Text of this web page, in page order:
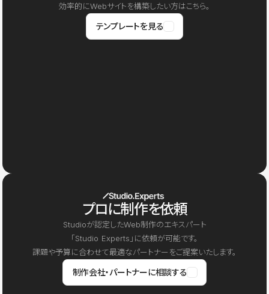
効率的にWebサイトを構築したい方はこちら。
テンプレートを見る
プロに制作を依頼
Studioが認定したWeb制作のエキスパート
「Studio Experts」に依頼が可能です。
課題や予算に合わせて最適なパートナーをご提案いたします。
制作会社・パートナーに相談する